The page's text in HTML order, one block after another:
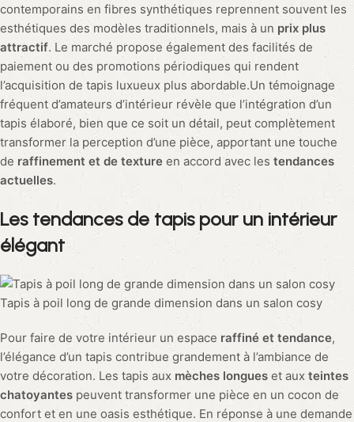
contemporains en fibres synthétiques reprennent souvent les
esthétiques des modèles traditionnels, mais à un prix plus
attractif. Le marché propose également des facilités de
paiement ou des promotions périodiques qui rendent
l’acquisition de tapis luxueux plus abordable.Un témoignage
fréquent d’amateurs d’intérieur révèle que l’intégration d’un
tapis élaboré, bien que ce soit un détail, peut complètement
transformer la perception d’une pièce, apportant une touche
de raffinement et de texture en accord avec les tendances
actuelles.
Les tendances de tapispour un intérieur
élégant
Tapis à poil long de grande dimension dans un salon cosy
Pour faire de votre intérieur un espace raffiné et tendance,
l’élégance d’un tapis contribue grandement à l’ambiance de
votre décoration. Les tapis aux mèches longues et aux teintes
chatoyantes peuvent transformer une pièce en un cocon de
confort et en une oasis esthétique. En réponse à une demande